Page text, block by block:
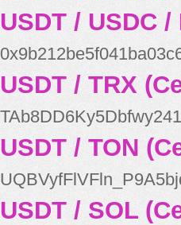
USDT / USDC
USDT / TRX
USDT / TON
USDT / SOL